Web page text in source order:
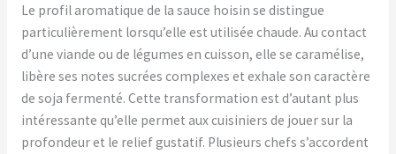
Le profil aromatique de la sauce hoisin se distingue
particulièrement lorsqu’elle est utilisée chaude. Au contact
d’une viande ou de légumes en cuisson, elle se caramélise,
libère ses notes sucrées complexes et exhale son caractère
de soja fermenté. Cette transformation est d’autant plus
intéressante qu’elle permet aux cuisiniers de jouer sur la
profondeur et le relief gustatif. Plusieurs chefs s’accordent